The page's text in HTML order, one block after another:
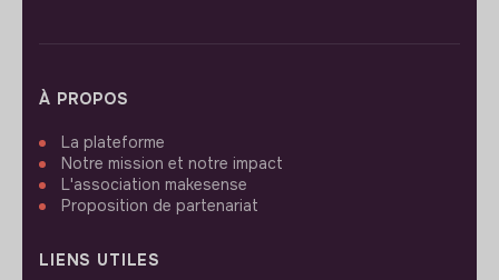
À PROPOS
La plateforme
Notre mission et notre impact
L'association makesense
Proposition de partenariat
LIENS UTILES